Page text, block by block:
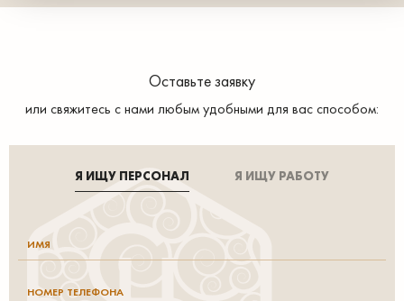
Оставьте заявку
или свяжитесь с нами любым удобными для вас способом:
Я ИЩУ ПЕРСОНАЛ Я ИЩУ РАБОТУ